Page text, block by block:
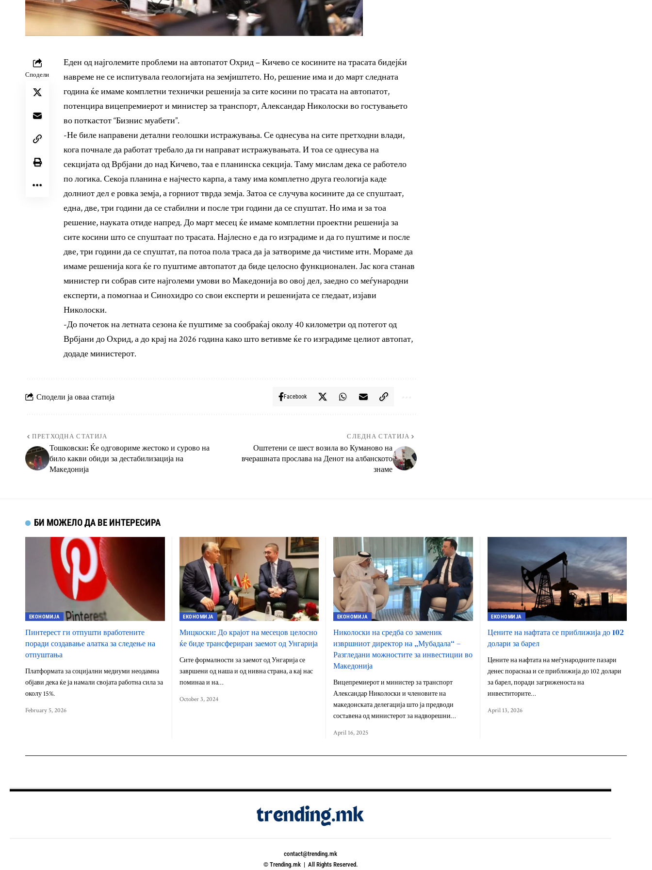
Сподели
Еден од најголемите проблеми на автопатот Охрид – Кичево се косините на трасата бидејќи
навреме не се испитувала геологијата на земјиштето. Но, решение има и до март следната
година ќе имаме комплетни технички решенија за сите косини по трасата на автопатот,
потенцира вицепремиерот и министер за транспорт, Александар Николоски во гостувањето
во поткастот “Бизнис муабети”.
-Не биле направени детални геолошки истражувања. Се однесува на сите претходни влади,
кога почнале да работат требало да ги направат истражувањата. И тоа се однесува на
секцијата од Врбјани до над Кичево, таа е планинска секција. Таму мислам дека се работело
по логика. Секоја планина е најчесто карпа, а таму има комплетно друга геoлогија каде
долниот дел е ровка земја, а горниот тврда земја. Затоа се случува косините да се спуштаат,
една, две, три години да се стабилни и после три години да се спуштат. Но има и за тоа
решение, науката отиде напред. До март месец ќе имаме комплетни проектни решенија за
сите косини што се спуштаат по трасата. Најлесно е да го изградиме и да го пуштиме и после
две, три години да се спуштат, па потоа пола траса да ја затвориме да чистиме итн. Мораме да
имаме решенија кога ќе го пуштиме автопатот да биде целосно функционален. Јас кога станав
министер ги собрав сите најголеми умови во Македонија во овој дел, заедно со меѓународни
експерти, а помогнаа и Синохидро со свои експерти и решенијата се гледаат, изјави
Николоски.
-До почеток на летната сезона ќе пуштиме за сообраќај околу 40 километри од потегот од
Врбјани до Охрид, а до крај на 2026 година како што ветивме ќе го изградиме целиот автопат,
додаде министерот.
Сподели ја оваа статија Facebook
ПРЕТХОДНА СТАТИЈА
Тошковски: Ќе одговориме жестоко и сурово на
било какви обиди за дестабилизација на
Македонија
СЛЕДНА СТАТИЈА
Оштетени се шест возила во Куманово на
вчерашната прослава на Денот на албанското
знаме
БИ МОЖЕЛО ДА ВЕ ИНТЕРЕСИРА
ЕКОНОМИЈА
Пинтерест ги отпушти вработените
поради создавање алатка за следење на
отпуштања
Платформата за социјални медиуми неодамна
објави дека ќе ја намали својата работна сила за
околу 15%.
February 5, 2026
ЕКОНОМИЈА
Мицкоски: До крајот на месецов целосно
ќе биде трансфериран заемот од Унгарија
Сите формалности за заемот од Унгарија се
завршени од наша и од нивна страна, а кај нас
поминаа и на…
October 3, 2024
ЕКОНОМИЈА
Николоски на средба со заменик
извршниот директор на „Мубадала“ –
Разгледани можностите за инвестиции во
Македонија
Вицепремиерот и министер за транспорт
Александар Николоски и членовите на
македонската делегација што ја предводи
состaвена од министерот за надворешни…
April 16, 2025
ЕКОНОМИЈА
Цените на нафтата се приближија до 102
долари за барел
Цените на нафтата на меѓународните пазари
денес пораснаа и се приближија до 102 долари
за барел, поради загриженоста на
инвеститорите…
April 13, 2026
contact@trending.mk
© Trending.mk | All Rights Reserved.